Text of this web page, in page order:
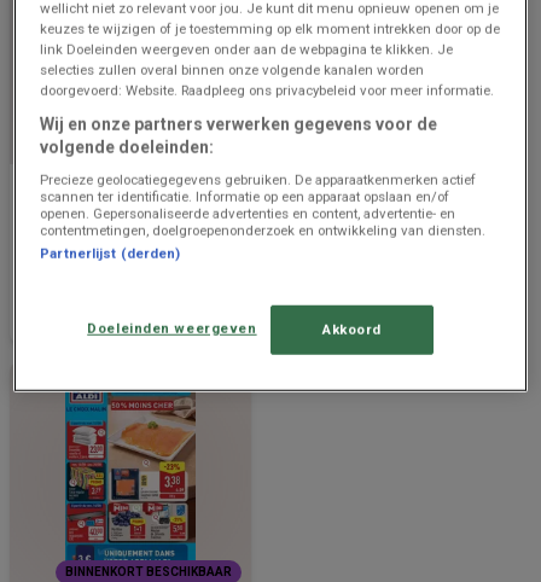
BINNENKORT BESCHIKBAAR
Aldi
Super réductions sur des
produits sélectionnés
Aldi
Offres exclusives et bonnes
BINNENKORT BESCHIKBAAR
wellicht niet zo relevant voor jou. Je kunt dit menu opnieuw openen om je
keuzes te wijzigen of je toestemming op elk moment intrekken door op de
link Doeleinden weergeven onder aan de webpagina te klikken. Je
selecties zullen overal binnen onze volgende kanalen worden
doorgevoerd: Website. Raadpleeg ons privacybeleid voor meer informatie.
Wij en onze partners verwerken gegevens voor de
volgende doeleinden:
Precieze geolocatiegegevens gebruiken. De apparaatkenmerken actief
scannen ter identificatie. Informatie op een apparaat opslaan en/of
openen. Gepersonaliseerde advertenties en content, advertentie- en
contentmetingen, doelgroepenonderzoek en ontwikkeling van diensten.
Partnerlijst (derden)
Doeleinden weergeven Akkoord